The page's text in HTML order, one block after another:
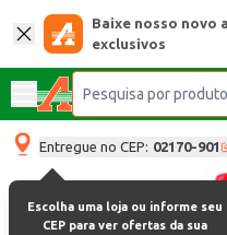
Baixe nosso novo
exclusivos
Entregue no CEP: 02170-901
Escolha uma loja ou informe seu
CEP para ver ofertas da sua